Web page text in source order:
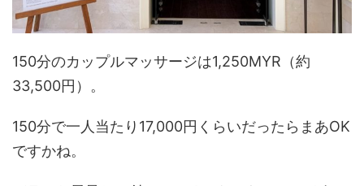
150分のカップルマッサージは1,250MYR（約
33,500円）。
150分で一人当たり17,000円くらいだったらまあOK
ですかね。